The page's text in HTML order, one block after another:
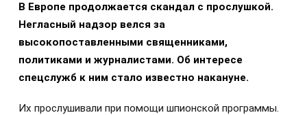
В Европе продолжается скандал с прослушкой.
Негласный надзор велся за
высокопоставленными священниками,
политиками и журналистами. Об интересе
спецслужб к ним стало известно накануне.
Их прослушивали при помощи шпионской программы.